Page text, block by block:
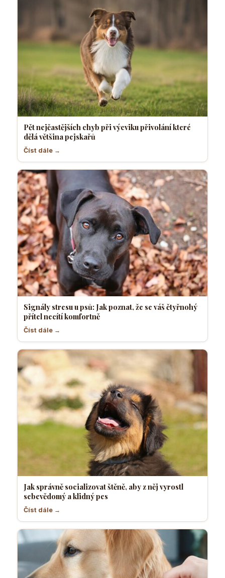
Pět nejčastějších chyb při výcviku přivolání které
dělá většina pejskařů
Číst dále →
Signály stresu u psů: Jak poznat, že se váš čtyřnohý
přítel necítí komfortně
Číst dále →
Jak správně socializovat štěně, aby z něj vyrostl
sebevědomý a klidný pes
Číst dále →